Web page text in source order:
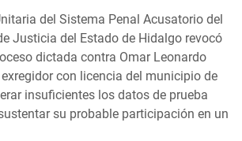
del Sistema Penal Acusatorio del
Justicia del Estado de Hidalgo revocó
dictada contra Omar Leonardo
exregidor con licencia del municipio de
insuficientes los datos de prueba
su probable participación en un